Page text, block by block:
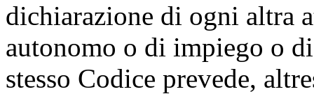
dichiarazione di ogni altra
autonomo o di impiego o
stesso Codice prevede,